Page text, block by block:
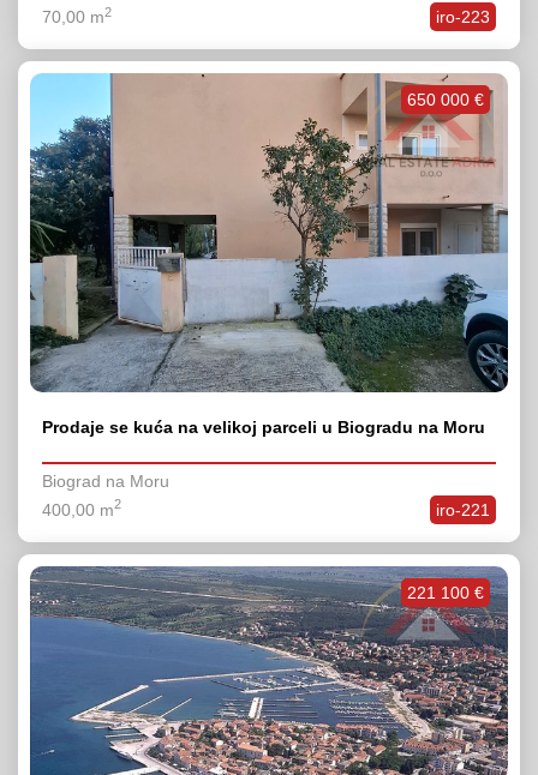
iro-223
70,00 m2
Prodaje se kuća na velikoj parceli u Biogradu na Moru
Biograd na Moru
iro-221
400,00 m2
650 000 €
221 100 €